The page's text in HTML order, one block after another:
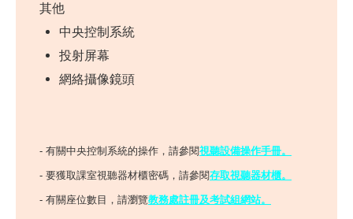
其他
中央控制系統
投射屏幕
網絡攝像鏡頭
- 有關中央控制系統的操作，請參閱視聽設備操作手冊。
- 要獲取課室視聽器材櫃密碼，請參閱存取視聽器材櫃。
- 有關座位數目，請瀏覽教務處註冊及考試組網站。